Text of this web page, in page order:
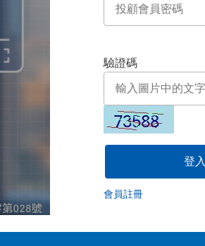
驗證碼
登入
會員註冊